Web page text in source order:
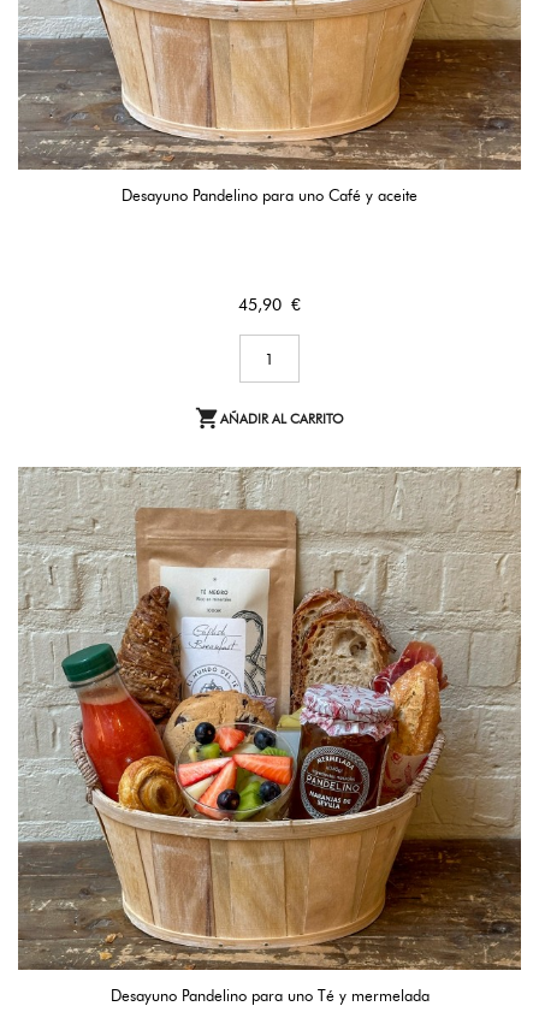
Desayuno Pandelino para uno Café y aceite
Precio
45,90 €
AÑADIR AL CARRITO
Desayuno Pandelino para uno Té y mermelada